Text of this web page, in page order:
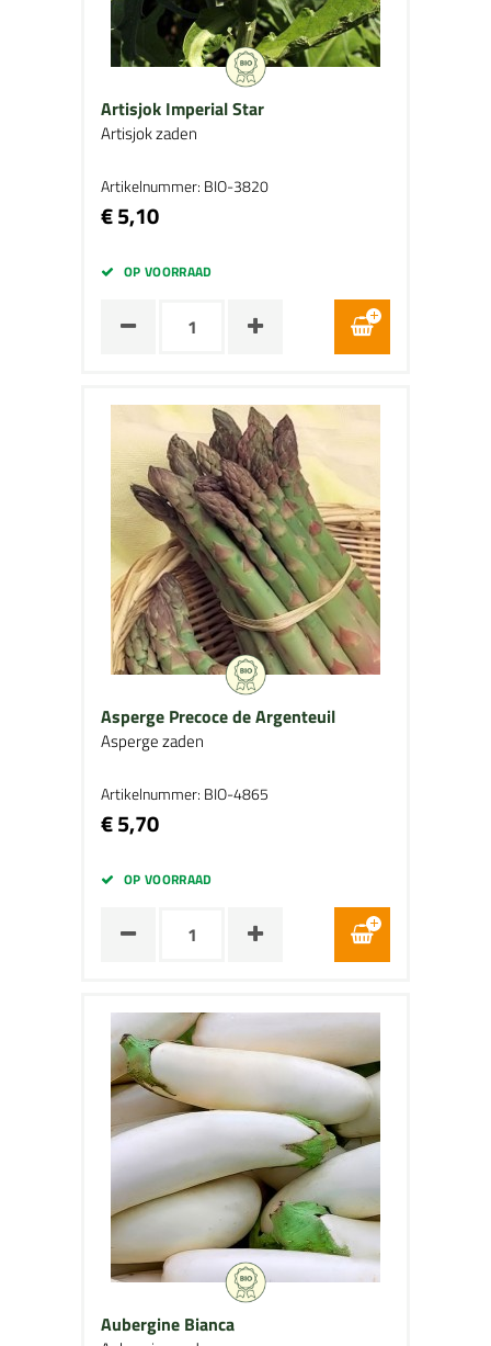
Artisjok Imperial Star
Artisjok zaden
Artikelnummer: BIO-3820
€ 5,10
OP VOORRAAD
Asperge Precoce de Argenteuil
Asperge zaden
Artikelnummer: BIO-4865
€ 5,70
OP VOORRAAD
Aubergine Bianca